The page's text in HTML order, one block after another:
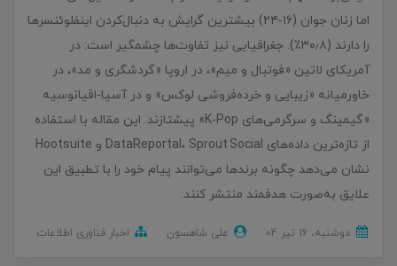
اما زنان جوان (۱۶‑۲۴) بیشترین گرایش به دنبال‌کردن اینفلوئنسرها
را دارند (۳۰٫۸٪). جغرافیایی نیز تفاوت‌ها چشمگیر است: در
آمریکای لاتین «فوتبال و میم»، در اروپا «گردشگری و مد»، در
خاورمیانه «زیبایی و خرده‌فروشی لوکس» و در آسیا‑اقیانوسیه
«گیمینگ و سرگرمی‌های K‑Pop» پیشتازند. این مقاله با استفاده
از تازه‌ترین داده‌های DataReportal، Sprout Social و Hootsuite
نشان می‌دهد چگونه برندها می‌توانند پیام خود را با تطبیق این
علایق به‌صورت هدفمند منتشر کنند.
دوشنبه، 16 تير 04 علی شاهسون اخبار فناوری اطلاعات